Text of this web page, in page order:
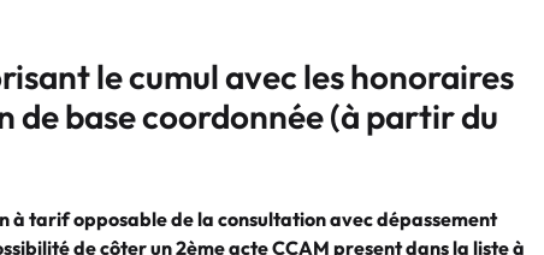
le cumul avec les honoraires
de base coordonnée (à partir du
à tarif opposable de la consultation avec dépassement
de côter un 2ème acte CCAM present dans la liste à